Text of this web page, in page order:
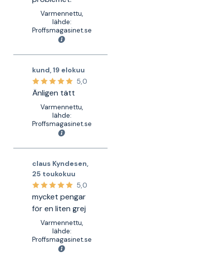
Varmennettu,
lähde:
Proffsmagasinet.se
kund,19 elokuu
5,0
Änligen tätt
Varmennettu,
lähde:
Proffsmagasinet.se
claus Kyndesen,
25 toukokuu
5,0
mycket pengar
för en liten grej
Varmennettu,
lähde:
Proffsmagasinet.se